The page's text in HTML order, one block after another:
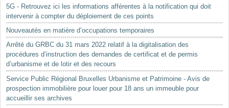
5G - Retrouvez ici les informations afférentes à la notification qui doit
intervenir à compter du déploiement de ces points
Nouveautés en matière d’occupations temporaires
Arrêté du GRBC du 31 mars 2022 relatif à la digitalisation des
procédures d’instruction des demandes de certificat et de permis
d’urbanisme et de lotir et des recours
Service Public Régional Bruxelles Urbanisme et Patrimoine - Avis de
prospection immobilière pour louer pour 18 ans un immeuble pour
accueillir ses archives